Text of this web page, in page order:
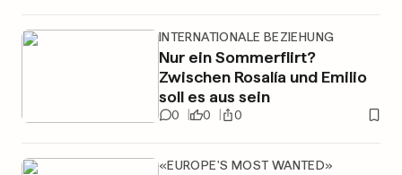
INTERNATIONALE BEZIEHUNG
Nur ein Sommerflirt?
Zwischen Rosalía und Emilio
soll es aus sein
0 0 0
«EUROPE'S MOST WANTED»